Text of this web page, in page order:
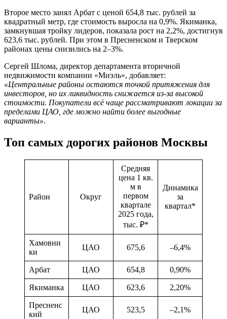
Второе место занял Арбат с ценой 654,8 тыс. рублей за
квадратный метр, где стоимость выросла на 0,9%. Якиманка,
замкнувшая тройку лидеров, показала рост на 2,2%, достигнув
623,6 тыс. рублей. При этом в Пресненском и Тверском
районах цены снизились на 2–3%.
Сергей Шлома, директор департамента вторичной
недвижимости компании «Миэль», добавляет:
«Центральные районы остаются точкой притяжения для
инвесторов, но их ликвидность снижается из-за высокой
стоимости. Покупатели всё чаще рассматривают локации за
пределами ЦАО, где можно найти более выгодные
варианты».
Топ самых дорогих районов Москвы
Район Округ
Средняя
цена 1 кв.
м в
первом
квартале
2025 года,
тыс. ₽*
Динамика
за
квартал*
Хамовни
ки
ЦАО 675,6 –6,4%
Арбат ЦАО 654,8 0,90%
Якиманка ЦАО 623,6 2,20%
Пресненс
кий
ЦАО 523,5 –2,1%